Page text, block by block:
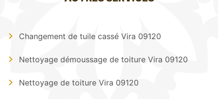
Changement de tuile cassé Vira 09120
Nettoyage démoussage de toiture Vira 09120
Nettoyage de toiture Vira 09120